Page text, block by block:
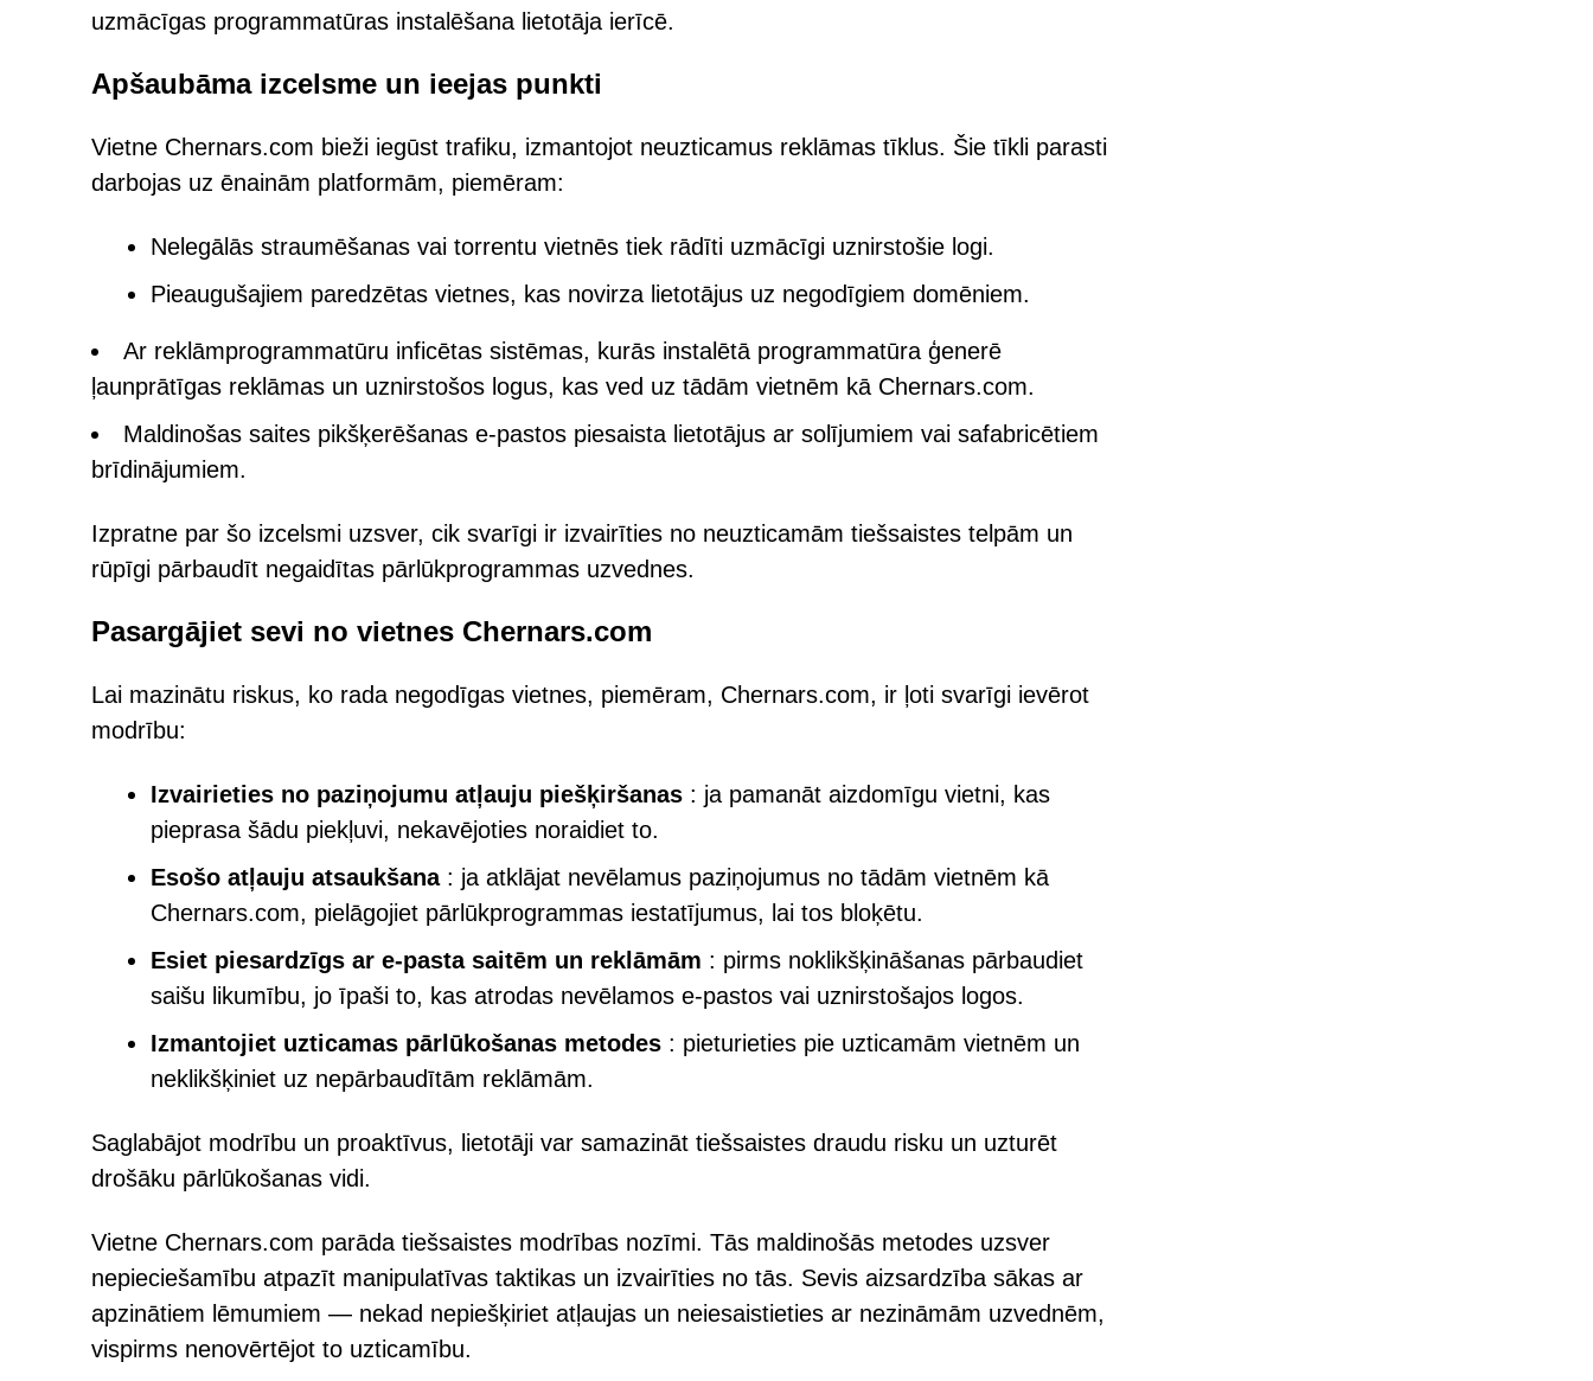
uzmācīgas programmatūras instalēšana lietotāja ierīcē.
Apšaubāma izcelsme un ieejas punkti
Vietne Chernars.com bieži iegūst trafiku, izmantojot neuzticamus reklāmas tīklus. Šie tīkli parasti
darbojas uz ēnainām platformām, piemēram:
Nelegālās straumēšanas vai torrentu vietnēs tiek rādīti uzmācīgi uznirstošie logi.
Pieaugušajiem paredzētas vietnes, kas novirza lietotājus uz negodīgiem domēniem.
Ar reklāmprogrammatūru inficētas sistēmas, kurās instalētā programmatūra ģenerē
ļaunprātīgas reklāmas un uznirstošos logus, kas ved uz tādām vietnēm kā Chernars.com.
Maldinošas saites pikšķerēšanas e-pastos piesaista lietotājus ar solījumiem vai safabricētiem
brīdinājumiem.
Izpratne par šo izcelsmi uzsver, cik svarīgi ir izvairīties no neuzticamām tiešsaistes telpām un
rūpīgi pārbaudīt negaidītas pārlūkprogrammas uzvednes.
Pasargājiet sevi no vietnes Chernars.com
Lai mazinātu riskus, ko rada negodīgas vietnes, piemēram, Chernars.com, ir ļoti svarīgi ievērot
modrību:
Izvairieties no paziņojumu atļauju piešķiršanas : ja pamanāt aizdomīgu vietni, kas
pieprasa šādu piekļuvi, nekavējoties noraidiet to.
Esošo atļauju atsaukšana: ja atklājat nevēlamus paziņojumus no tādām vietnēm kā
Chernars.com, pielāgojiet pārlūkprogrammas iestatījumus, lai tos bloķētu.
Esiet piesardzīgs ar e-pasta saitēm un reklāmām : pirms noklikšķināšanas pārbaudiet
saišu likumību, jo īpaši to, kas atrodas nevēlamos e-pastos vai uznirstošajos logos.
Izmantojiet uzticamas pārlūkošanas metodes : pieturieties pie uzticamām vietnēm un
neklikšķiniet uz nepārbaudītām reklāmām.
Saglabājot modrību un proaktīvus, lietotāji var samazināt tiešsaistes draudu risku un uzturēt
drošāku pārlūkošanas vidi.
Vietne Chernars.com parāda tiešsaistes modrības nozīmi. Tās maldinošās metodes uzsver
nepieciešamību atpazīt manipulatīvas taktikas un izvairīties no tās. Sevis aizsardzība sākas ar
apzinātiem lēmumiem — nekad nepiešķiriet atļaujas un neiesaistieties ar nezināmām uzvednēm,
vispirms nenovērtējot to uzticamību.